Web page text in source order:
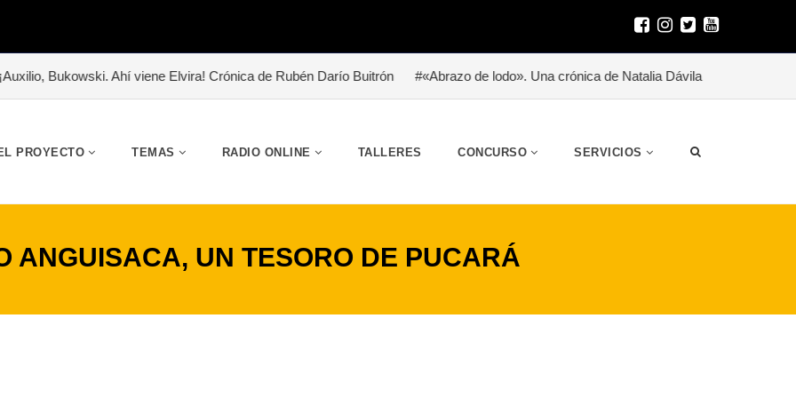
Bukowski. Ahí viene Elvira! Crónica de Rubén Darío Buitrón #«Abrazo de lodo». Una crónica de Natalia Dávila #Besitoterapia
PROYECTO TEMAS RADIO ONLINE TALLERES CONCURSO SERVICIOS
ANGUISACA, UN TESORO DE PUCARÁ